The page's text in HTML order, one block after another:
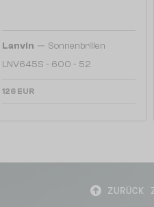
Lanvin — Sonnenbrillen
LNV645S - 600 - 52
126 EUR
ZURÜCK